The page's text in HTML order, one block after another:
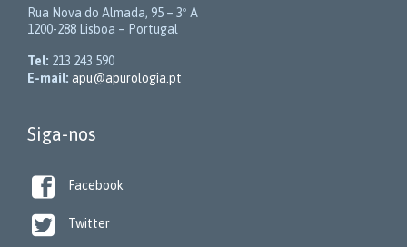
Rua Nova do Almada, 95 – 3º A
1200-288 Lisboa – Portugal
Tel: 213 243 590
E-mail: apu@apurologia.pt
Siga-nos
 Facebook
 Twitter